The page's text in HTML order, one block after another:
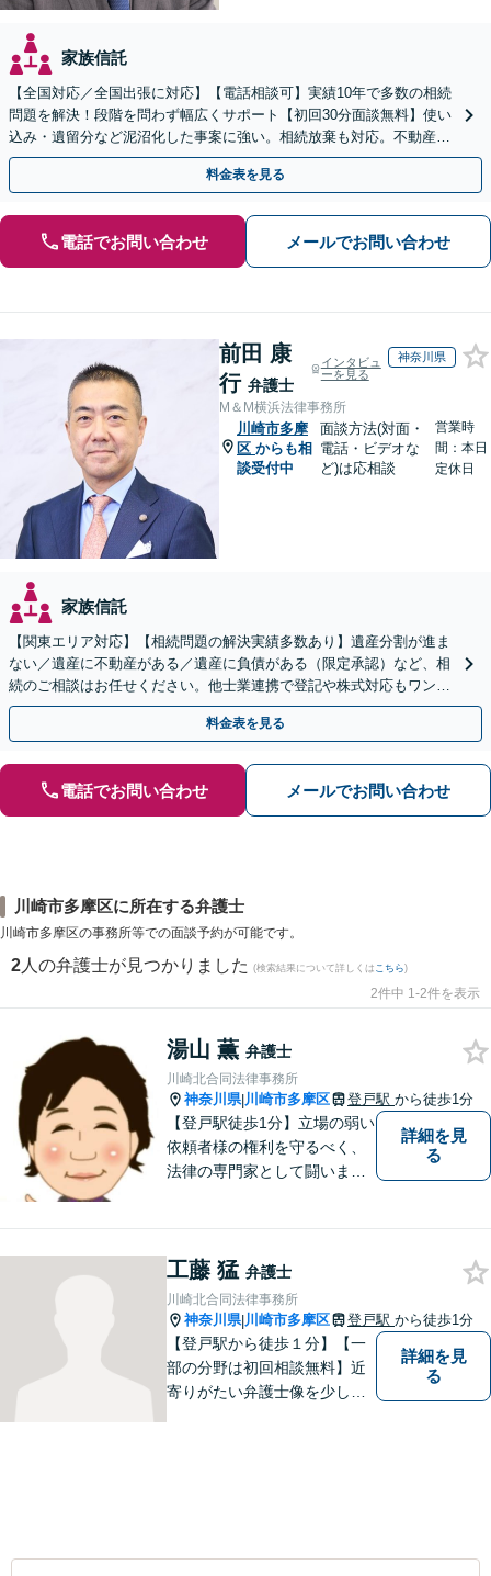
家族信託
【全国対応／全国出張に対応】【電話相談可】実績10年で多数の相続
問題を解決！段階を問わず幅広くサポート【初回30分面談無料】使い
込み・遺留分など泥沼化した事案に強い。相続放棄も対応。不動産相
続は次世代を見据えたご提案。生前対策もお任せを
料金表を見る
電話でお問い合わせ メールでお問い合わせ
前田 康
行 弁護士
インタビュ
ーを見る
神奈川県
M＆M横浜法律事務所
川崎市多摩
区 からも相
談受付中
面談方法(対面・
電話・ビデオな
ど)は応相談
営業時
間：本日
定休日
家族信託
【関東エリア対応】【相続問題の解決実績多数あり】遺産分割が進ま
ない／遺産に不動産がある／遺産に負債がある（限定承認）など、相
続のご相談はお任せください。他士業連携で登記や株式対応もワンス
トップ対応します【土日祝対応可】【弁護士歴30年】
料金表を見る
電話でお問い合わせ メールでお問い合わせ
川崎市多摩区に所在する弁護士
川崎市多摩区の事務所等での面談予約が可能です。
2 人の弁護士が見つかりました (検索結果について詳しくは こちら)
2件中 1-2件を表示
湯山 薫 弁護士
川崎北合同法律事務所
神奈川県|川崎市多摩区 登戸駅 から徒歩1分
【登戸駅徒歩1分】立場の弱い
依頼者様の権利を守るべく、
法律の専門家として闘いま
件・刑事事件・労働事件な
ど、幅広く対応いたします。
詳細を見
る
工藤 猛 弁護士
川崎北合同法律事務所
神奈川県|川崎市多摩区 登戸駅 から徒歩1分
【登戸駅から徒歩１分】【一
部の分野は初回相談無料】近
寄りがたい弁護士像を少しで
詳細を見
る